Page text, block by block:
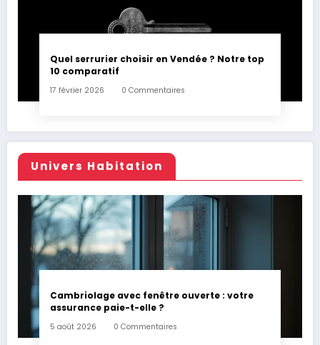
Quel serrurier choisir en Vendée ? Notre top
10 comparatif
17 février 2026 0 Commentaires
Univers Habitation
Cambriolage avec fenêtre ouverte : votre
assurance paie-t-elle ?
5 août 2026 0 Commentaires